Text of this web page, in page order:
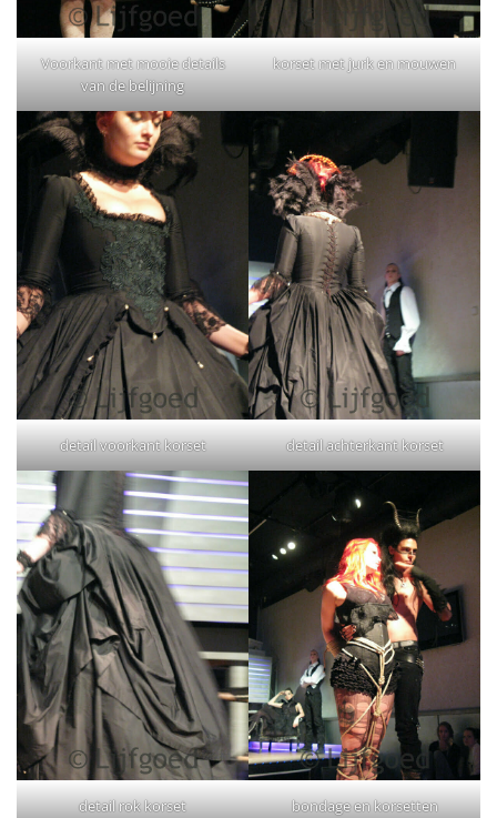
Voorkant met mooie details
van de belijning
korset met jurk en mouwen
detail voorkant korset detail achterkant korset
detail rok korset bondage en korsetten